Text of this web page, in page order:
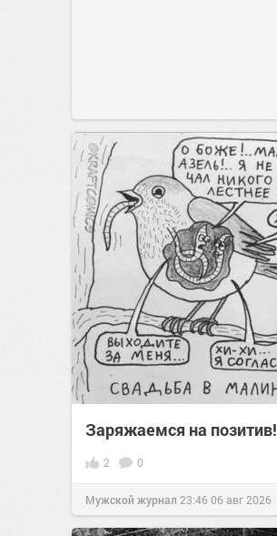
Заряжаемся на позитив!
2 0
Мужской журнал 23:4606 авг 2026